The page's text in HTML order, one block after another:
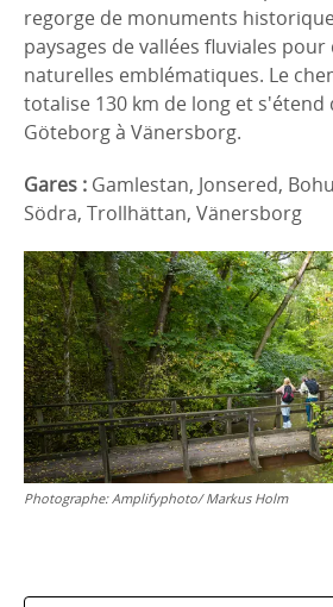
regorge de monuments
paysages de vallées fluviales
naturelles emblématiques. Le
totalise 130 km de long et s'étend
Göteborg à Vänersborg.
Gares : Gamlestan, Jonsered,
Södra, Trollhättan, Vänersborg
Photographe: Amplifyphoto/ Markus Holm